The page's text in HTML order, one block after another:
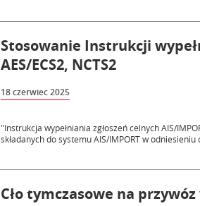
Stosowanie Instrukcji
AES/ECS2, NCTS2
18 czerwiec 2025
"Instrukcja wypełniania zgłoszeń celnych AIS/
składanych do systemu AIS/IMPORT w odniesieniu
Cło tymczasowe na